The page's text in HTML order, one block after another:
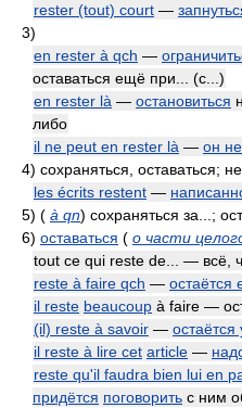
rester (tout) court —
3)
en rester à qch —
оставаться ещё при... (с...)
en rester là — остановиться
либо
il ne peut en rester là — он
4) сохраняться, оставаться;
les écrits restent —
5) ( à qn) сохраняться за...;
6) оставаться ( о части
tout ce qui reste de... — всё,
reste à faire qch — остаётся
il reste beaucoup à faire —
(il) reste à savoir — остаётся
il reste à lire cet article —
reste qu'il faudra bien lui en
придётся поговорить с ним